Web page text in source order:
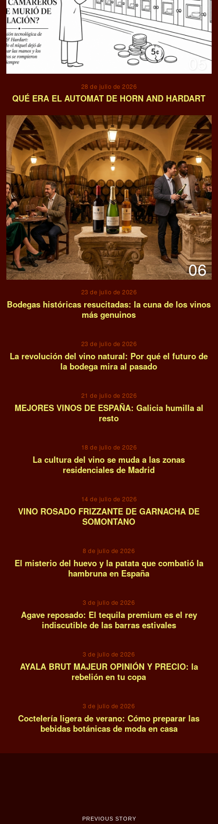
05
28 de julio de 2026
QUÉ ERA EL AUTOMAT DE HORN AND HARDART
06
23 de julio de 2026
Bodegas históricas resucitadas: la cuna de los vinos
más genuinos
23 de julio de 2026
La revolución del vino natural: Por qué el futuro de
la bodega mira al pasado
21 de julio de 2026
MEJORES VINOS DE ESPAÑA: Galicia humilla al
resto
18 de julio de 2026
La cultura del vino se muda a las zonas
residenciales de Madrid
14 de julio de 2026
VINO ROSADO FRIZZANTE DE GARNACHA DE
SOMONTANO
8 de julio de 2026
El misterio del huevo y la patata que combatió la
hambruna en España
3 de julio de 2026
Agave reposado: El tequila premium es el rey
indiscutible de las barras estivales
3 de julio de 2026
AYALA BRUT MAJEUR OPINIÓN Y PRECIO: la
rebelión en tu copa
3 de julio de 2026
Coctelería ligera de verano: Cómo preparar las
bebidas botánicas de moda en casa
PREVIOUS STORY